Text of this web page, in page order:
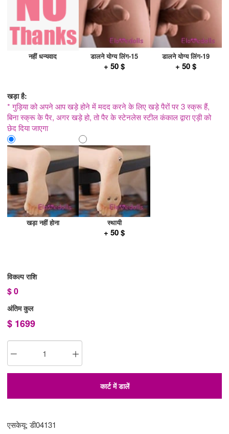
नहीं धन्यवाद डालने योग्य लिंग-15
+ 50 $
डालने योग्य लिंग-19
+ 50 $
खड़ा है:
* गुड़िया को अपने आप खड़े होने में मदद करने के लिए खड़े पैरों पर 3 स्क्रू हैं,
बिना स्क्रू के पैर, अगर खड़े हो, तो पैर के स्टेनलेस स्टील कंकाल द्वारा एड़ी को
छेद दिया जाएगा
खड़ा नहीं होना स्थायी
+ 50 $
विकल्प राशि
$0
अंतिम कुल
$ 1699
कार्ट में डालें
एसकेयू: डी04131